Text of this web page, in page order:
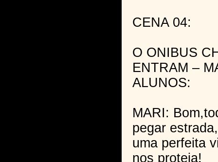
CENA 04:
O ONIBUS
ENTRAM –
ALUNOS:
MARI:
pegar
uma perfeita
nos proteja!